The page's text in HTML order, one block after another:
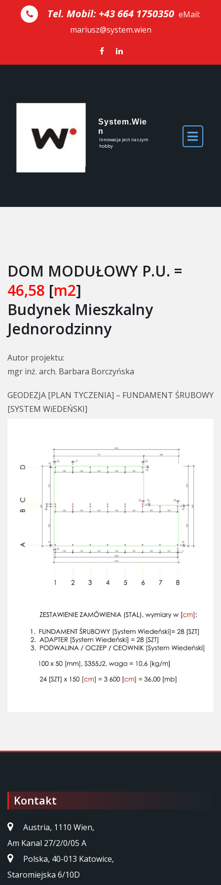
Skip to the content
Tel. Mobil: +43 664 1750350 eMail:
mariusz@system.wien
System.Wie
n
Innowacja jest naszym
hobby
DOM MODUŁOWY P.U. =
46,58 [m2]
Budynek Mieszkalny
Jednorodzinny
Autor projektu:
mgr inż. arch. Barbara Borczyńska
GEODEZJA [PLAN TYCZENIA] – FUNDAMENT ŚRUBOWY
[SYSTEM WiEDEŃSKI]
Kontakt
Austria, 1110 Wien,
Am Kanal 27/2/0/05 A
Polska, 40-013 Katowice,
Staromiejska 6/10D